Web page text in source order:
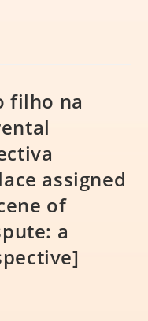
filho na
assigned
of
a